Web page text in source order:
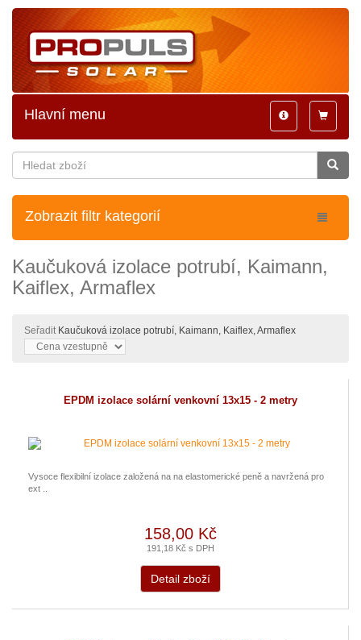
Toggle
Toggle
navigation
Hlavní menu
Zobrazit filtr kategorií
Kaučuková izolace potrubí, Kaimann,
Kaiflex, Armaflex
Seřadit Kaučuková izolace potrubí, Kaimann, Kaiflex, Armaflex
EPDM izolace solární venkovní 13x15 - 2 metry
Vysoce flexibilní izolace založená na na elastomerické peně a navržená pro
ext ..
158,00 Kč
191,18 Kč s DPH
Detail zboží